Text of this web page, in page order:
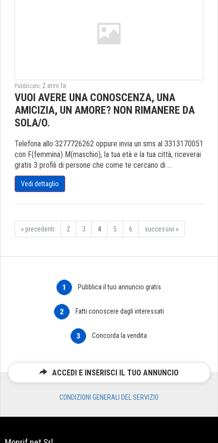
Pubblicato: 2 anni fa
VUOI AVERE UNA CONOSCENZA, UNA
AMICIZIA, UN AMORE? NON RIMANERE DA
SOLA/O.
Telefona allo 3277726262 oppure invia un sms al 3313170051
con F(femmina) M(maschio), la tua età e la tua città, riceverai
gratis 3 profili di persone che come te cercano di ...
Vedi dettaglio
« precedenti 2 3 4 5 6 successivi »
1 Pubblica il tuo annuncio gratis
2 Fatti conoscere dagli interessati
3 Concorda la vendita
ACCEDI E INSERISCI IL TUO ANNUNCIO
CONDIZIONI GENERALI DEL SERVIZIO